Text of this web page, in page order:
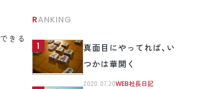
きる
RANKING
真面目にやってれば、い
つかは華開く
2020.07.20WEB社長日記